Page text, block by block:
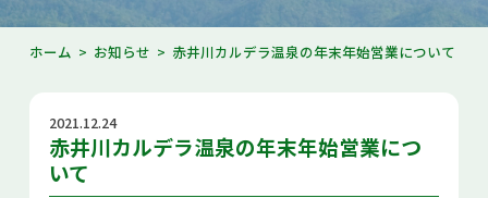
くらしの情報
ふるさと納税
観光・イベント情報
ホーム お知らせ 赤井川カルデラ温泉の年末年始営業について
2021.12.24
赤井川カルデラ温泉の年末年始営業につ
いて